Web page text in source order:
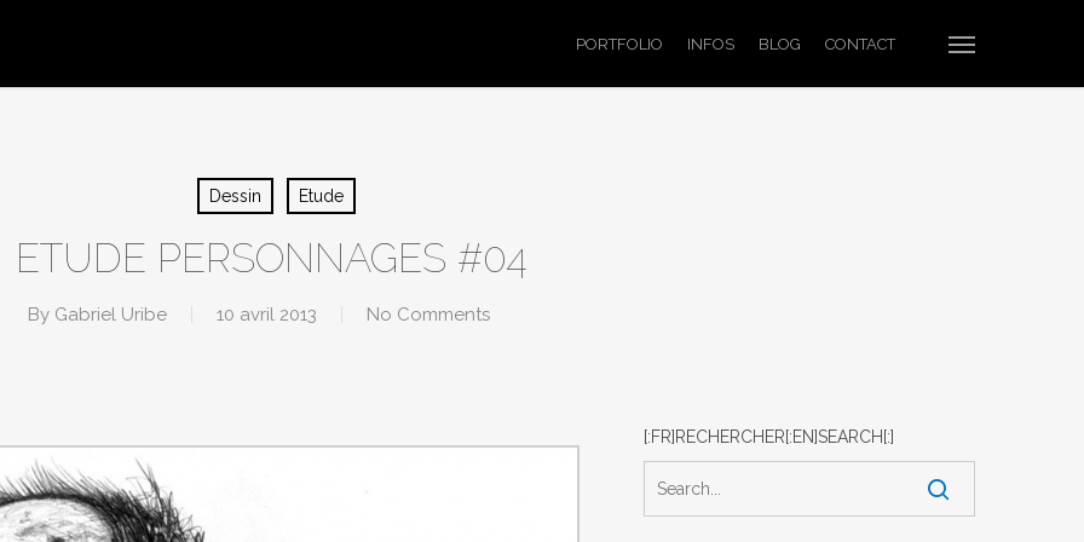
PORTFOLIO INFOS BLOG CONTACT Menu
Dessin Etude
ETUDE PERSONNAGES #04
By Gabriel Uribe 10 avril 2013 No Comments
[:FR]RECHERCHER[:EN]SEARCH[:]